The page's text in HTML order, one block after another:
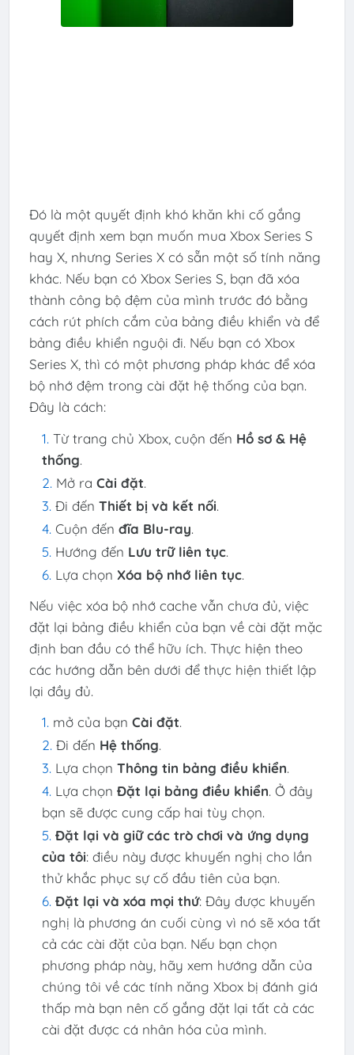
Đó là một quyết định khó khăn khi cố gắng
quyết định xem bạn muốn mua Xbox Series S
hay X, nhưng Series X có sẵn một số tính năng
khác. Nếu bạn có Xbox Series S, bạn đã xóa
thành công bộ đệm của mình trước đó bằng
cách rút phích cắm của bảng điều khiển và để
bảng điều khiển nguội đi. Nếu bạn có Xbox
Series X, thì có một phương pháp khác để xóa
bộ nhớ đệm trong cài đặt hệ thống của bạn.
Đây là cách:
Từ trang chủ Xbox, cuộn đến Hồ sơ & Hệ
thống.
Mở ra Cài đặt.
Đi đến Thiết bị và kết nối.
Cuộn đến đĩa Blu-ray.
Hướng đến Lưu trữ liên tục.
Lựa chọn Xóa bộ nhớ liên tục.
Nếu việc xóa bộ nhớ cache vẫn chưa đủ, việc
đặt lại bảng điều khiển của bạn về cài đặt mặc
định ban đầu có thể hữu ích. Thực hiện theo
các hướng dẫn bên dưới để thực hiện thiết lập
lại đầy đủ.
mở của bạn Cài đặt.
Đi đến Hệ thống.
Lựa chọn Thông tin bảng điều khiển.
Lựa chọn Đặt lại bảng điều khiển. Ở đây
bạn sẽ được cung cấp hai tùy chọn.
Đặt lại và giữ các trò chơi và ứng dụng
của tôi: điều này được khuyến nghị cho lần
thử khắc phục sự cố đầu tiên của bạn.
Đặt lại và xóa mọi thứ: Đây được khuyến
nghị là phương án cuối cùng vì nó sẽ xóa tất
cả các cài đặt của bạn. Nếu bạn chọn
phương pháp này, hãy xem hướng dẫn của
chúng tôi về các tính năng Xbox bị đánh giá
thấp mà bạn nên cố gắng đặt lại tất cả các
cài đặt được cá nhân hóa của mình.